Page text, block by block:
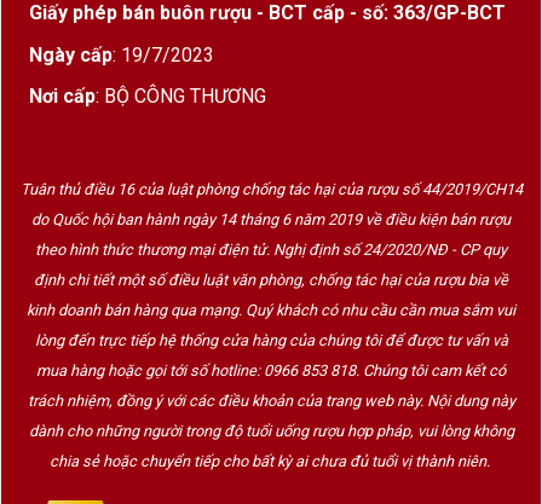
Giấy phép bán buôn rượu - BCT cấp - số: 363/GP-BCT
Ngày cấp: 19/7/2023
Nơi cấp: BỘ CÔNG THƯƠNG
Tuân thủ điều 16 của luật phòng chống tác hại của rượu số 44/2019/CH14
do Quốc hội ban hành ngày 14 tháng 6 năm 2019 về điều kiện bán rượu
theo hình thức thương mại điện tử. Nghị định số 24/2020/NĐ - CP quy
định chi tiết một số điều luật văn phòng, chống tác hại của rượu bia về
kinh doanh bán hàng qua mạng. Quý khách có nhu cầu cần mua sắm vui
lòng đến trực tiếp hệ thống cửa hàng của chúng tôi để được tư vấn và
mua hàng hoặc gọi tới số hotline: 0966 853 818. Chúng tôi cam kết có
trách nhiệm, đồng ý với các điều khoản của trang web này. Nội dung này
dành cho những người trong độ tuổi uống rượu hợp pháp, vui lòng không
chia sẻ hoặc chuyển tiếp cho bất kỳ ai chưa đủ tuổi vị thành niên.